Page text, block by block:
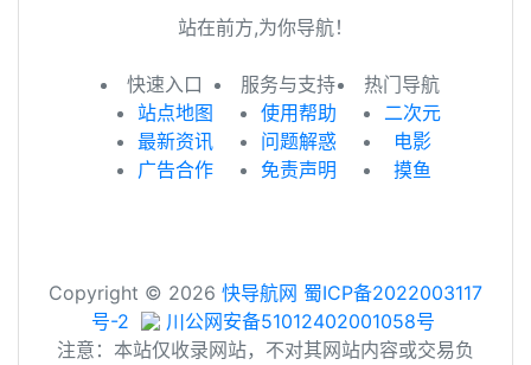
站在前方,为你导航！
快速入口
站点地图
最新资讯
广告合作
服务与支持
使用帮助
问题解惑
免责声明
热门导航
二次元
电影
摸鱼
Copyright © 2026 快导航网 蜀ICP备2022003117
号-2
川公网安备51012402001058号
注意：本站仅收录网站，不对其网站内容或交易负